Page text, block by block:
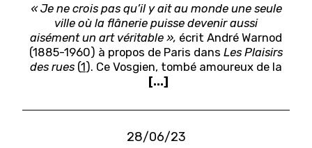
«Jene crois pas qu’il y ait au monde une seule
ville où la flânerie puisse devenir aussi
aisément un art véritable », écrit André Warnod
(1885-1960) à propos de Paris dans Les Plaisirs
des rues (1). Ce Vosgien, tombé amoureux de la
[...]
28/06/23